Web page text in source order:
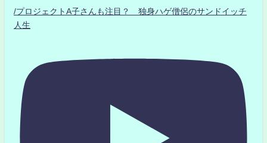
/プロジェクトA子さんも注目？ 独身ハゲ僧侶のサンドイッチ
人生